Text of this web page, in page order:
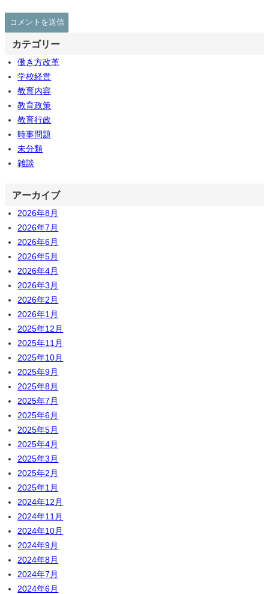
カテゴリー
働き方改革
学校経営
教育内容
教育政策
教育行政
時事問題
未分類
雑談
アーカイブ
2026年8月
2026年7月
2026年6月
2026年5月
2026年4月
2026年3月
2026年2月
2026年1月
2025年12月
2025年11月
2025年10月
2025年9月
2025年8月
2025年7月
2025年6月
2025年5月
2025年4月
2025年3月
2025年2月
2025年1月
2024年12月
2024年11月
2024年10月
2024年9月
2024年8月
2024年7月
2024年6月